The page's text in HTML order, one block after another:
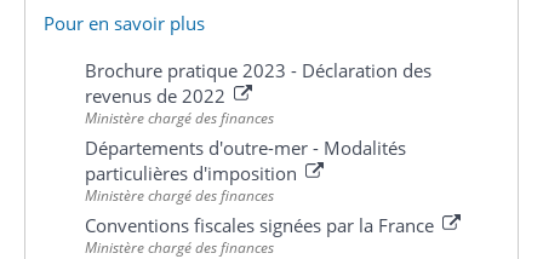
Pour en savoir plus
Brochure pratique 2023 - Déclaration des
revenus de 2022
Ministère chargé des finances
Départements d'outre-mer - Modalités
particulières d'imposition
Ministère chargé des finances
Conventions fiscales signées par la France
Ministère chargé des finances